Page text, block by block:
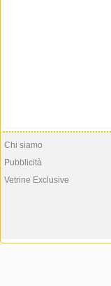
Chi siamo
Pubblicità
Vetrine Exclusive